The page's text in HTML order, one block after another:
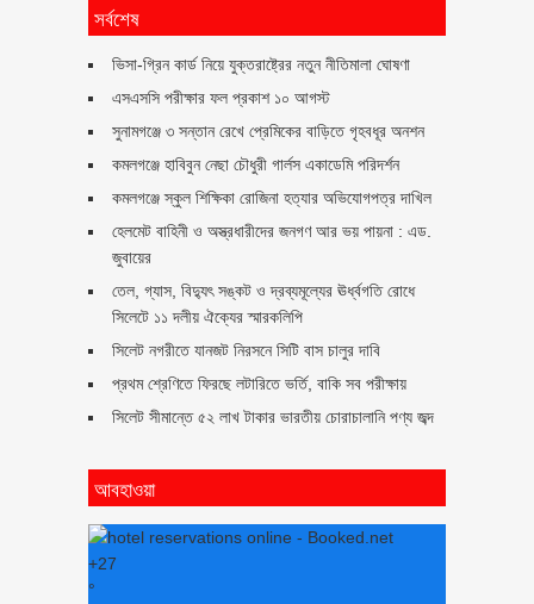
সর্বশেষ
ভিসা-গ্রিন কার্ড নিয়ে যুক্তরাষ্ট্রের নতুন নীতিমালা ঘোষণা
এসএসসি পরীক্ষার ফল প্রকাশ ১০ আগস্ট
সুনামগঞ্জে ৩ সন্তান রেখে প্রেমিকের বাড়িতে গৃহবধূর অনশন
কমলগঞ্জে হাবিবুন নেছা চৌধুরী গার্লস একাডেমি পরিদর্শন
কমলগঞ্জে স্কুল শিক্ষিকা রোজিনা হত্যার অভিযোগপত্র দাখিল
হেলমেট বাহিনী ও অস্ত্রধারীদের জনগণ আর ভয় পায়না : এড.
জুবায়ের
তেল, গ্যাস, বিদ্যুৎ সঙ্কট ও দ্রব্যমূল্যের ঊর্ধ্বগতি রোধে
সিলেটে ১১ দলীয় ঐক্যের স্মারকলিপি
সিলেট নগরীতে যানজট নিরসনে সিটি বাস চালুর দাবি
প্রথম শ্রেণিতে ফিরছে লটারিতে ভর্তি, বাকি সব পরীক্ষায়
সিলেট সীমান্তে ৫২ লাখ টাকার ভারতীয় চোরাচালানি পণ্য জব্দ
আবহাওয়া
+27
°